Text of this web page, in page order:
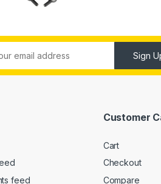
Sign
feed
Customer
Cart
Checkout
Compare